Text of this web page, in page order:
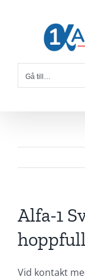
Gå till…
Alfa-1
Vid kontakt